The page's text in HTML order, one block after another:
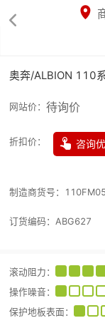


奥奔/ALBION 110
网站价： 待询价
折扣价：  咨询
制造商货号：
订货编码： ABG627
滚动阻力 ：
操作噪音 ：
保护地板表面 ：